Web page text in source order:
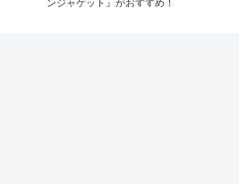
ンジャケット』がおすすめ！